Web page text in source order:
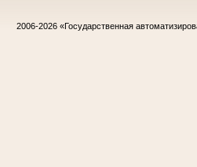
2006-2026 «Государственная